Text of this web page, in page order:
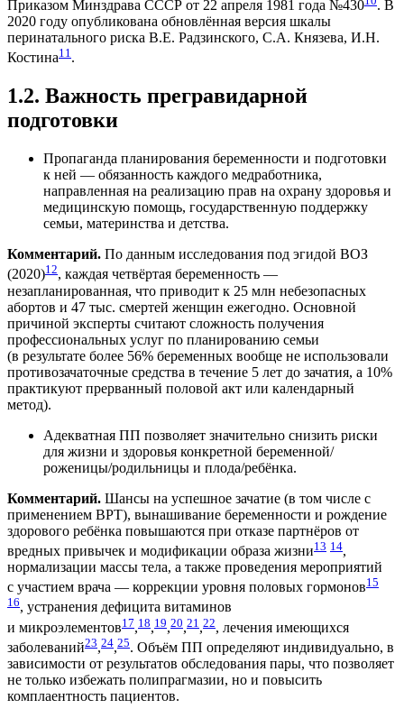
Приказом Минздрава СССР от 22 апреля 1981 года №430
. В
2020 году опубликована обновлённая версия шкалы
перинатального риска В.Е. Радзинского, С.А. Князева, И.Н.
Костина11.
1.2. Важность прегравидарной
подготовки
Пропаганда планирования беременности и подготовки
к ней — обязанность каждого медработника,
направленная на реализацию прав на охрану здоровья и
медицинскую помощь, государственную поддержку
семьи, материнства и детства.
Комментарий. По данным исследования под эгидой ВОЗ
(2020)12, каждая четвёртая беременность —
незапланированная, что приводит к 25 млн небезопасных
абортов и 47 тыс. смертей женщин ежегодно. Основной
причиной эксперты считают сложность получения
профессиональных услуг по планированию семьи
(в результате более 56% беременных вообще не использовали
противозачаточные средства в течение 5 лет до зачатия, а 10%
практикуют прерванный половой акт или календарный
метод).
Адекватная ПП позволяет значительно снизить риски
для жизни и здоровья конкретной беременной/
роженицы/родильницы и плода/ребёнка.
Комментарий. Шансы на успешное зачатие (в том числе с
применением ВРТ), вынашивание беременности и рождение
здорового ребёнка повышаются при отказе партнёров от
вредных привычек и модификации образа жизни13 14,
нормализации массы тела, а также проведения мероприятий
с участием врача — коррекции уровня половых гормонов15
16, устранения дефицита витаминов
и микроэлементов17,18,19,20,21 ,22, лечения имеющихся
заболеваний23,24,25. Объём ПП определяют индивидуально, в
зависимости от результатов обследования пары, что позволяет
не только избежать полипрагмазии, но и повысить
комплаентность пациентов.